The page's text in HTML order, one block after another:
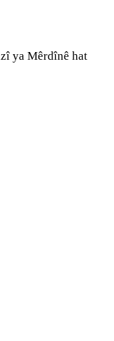
ya Mêrdînê hat